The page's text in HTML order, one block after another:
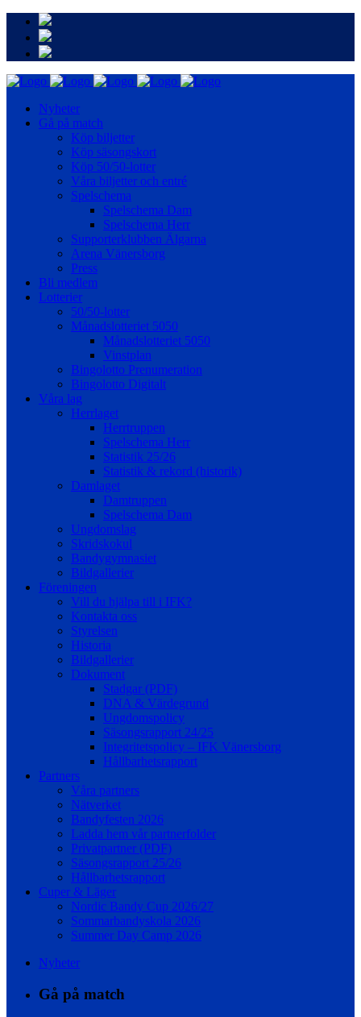
Nyheter
Gå på match
Köp biljetter
Köp säsongskort
Köp 50/50-lotter
Våra biljetter och entré
Spelschema
Spelschema Dam
Spelschema Herr
Supporterklubben Älgarna
Arena Vänersborg
Press
Bli medlem
Lotterier
50/50-lotter
Månadslotteriet 5050
Månadslotteriet 5050
Vinstplan
Bingolotto Prenumeration
Bingolotto Digitalt
Våra lag
Herrlaget
Herrtruppen
Spelschema Herr
Statistik 25/26
Statistik & rekord (historik)
Damlaget
Damtruppen
Spelschema Dam
Ungdomslag
Skridskokul
Bandygymnasiet
Bildgallerier
Föreningen
Vill du hjälpa till i IFK?
Kontakta oss
Styrelsen
Historia
Bildgallerier
Dokument
Stadgar (PDF)
DNA & Värdegrund
Ungdomspolicy
Säsongsrapport 24/25
Integritetspolicy – IFK Vänersborg
Hållbarhetsrapport
Partners
Våra partners
Nätverket
Bandyfesten 2026
Ladda hem vår partnerfolder
Privatpartner (PDF)
Säsongsrapport 25/26
Hållbarhetsrapport
Cuper & Läger
Nordic Bandy Cup 2026/27
Sommarbandyskola 2026
Summer Day Camp 2026
Nyheter
Gå på match